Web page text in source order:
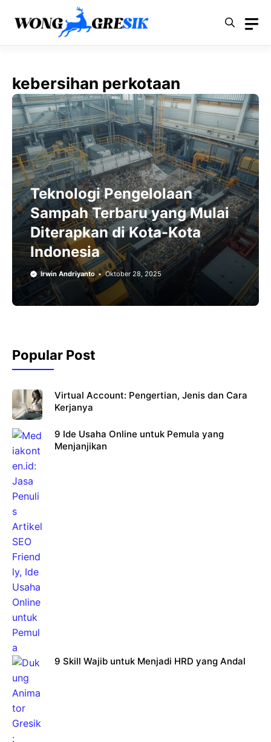
kebersihan perkotaan
Teknologi Pengelolaan
Sampah Terbaru yang Mulai
Diterapkan di Kota-Kota
Indonesia
Irwin Andriyanto Oktober 28, 2025
Popular Post
Virtual Account: Pengertian, Jenis dan Cara
Kerjanya
9 Ide Usaha Online untuk Pemula yang
Menjanjikan
9 Skill Wajib untuk Menjadi HRD yang Andal